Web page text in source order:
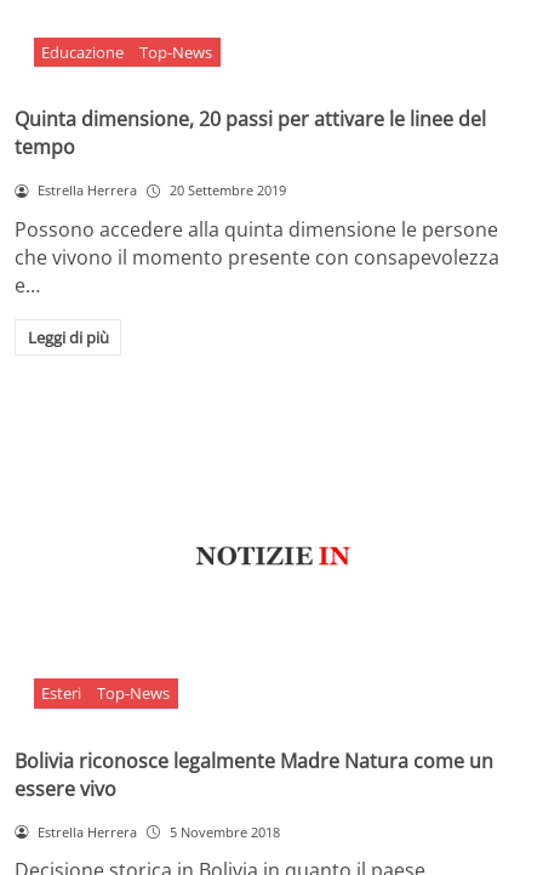
Educazione Top-News
Quinta dimensione, 20 passi per attivare le linee del
tempo
Estrella Herrera 20 Settembre 2019
Possono accedere alla quinta dimensione le persone
che vivono il momento presente con consapevolezza
e…
Leggi di più
Esteri Top-News
Bolivia riconosce legalmente Madre Natura come un
essere vivo
Estrella Herrera 5 Novembre 2018